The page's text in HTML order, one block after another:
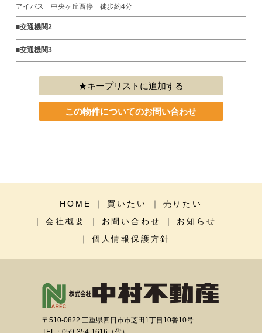
アイバス 中央ヶ丘西停 徒歩約4分
■交通機関2
■交通機関3
キープリストに追加する
この物件についてのお問い合わせ
HOME 買いたい
売りたい
会社概要
お問い合わせ
お知らせ
個人情報保護方針
〒510-0822 三重県四日市市芝田1丁目10番10号